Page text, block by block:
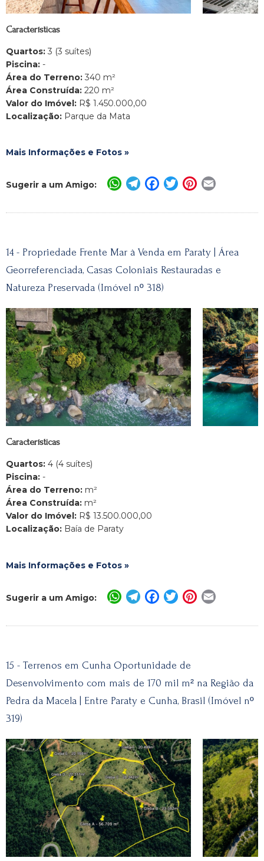
Características
Quartos: 3 (3 suítes)
Piscina: -
Área do Terreno: 340 m²
Área Construída: 220 m²
Valor do Imóvel: R$ 1.450.000,00
Localização: Parque da Mata
Mais Informações e Fotos »
Sugerir a um Amigo: WhatsApp
Telegram
Facebook
TwitterPinterest
14 - Propriedade Frente Mar à Venda em Paraty | Área
Georreferenciada, Casas Coloniais Restauradas e
Natureza Preservada (Imóvel nº 318)
Características
Quartos: 4 (4 suítes)
Piscina: -
Área do Terreno: m²
Área Construída: m²
Valor do Imóvel: R$ 13.500.000,00
Localização: Baía de Paraty
Mais Informações e Fotos »
Sugerir a um Amigo: WhatsApp
Telegram
Facebook
TwitterPinterest
15 - Terrenos em Cunha Oportunidade de
Desenvolvimento com mais de 170 mil m² na Região da
Pedra da Macela | Entre Paraty e Cunha, Brasil (Imóvel nº
319)